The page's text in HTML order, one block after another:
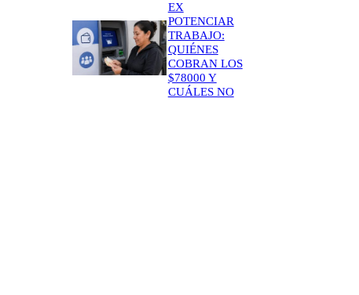
EX
POTENCIAR
TRABAJO:
QUIÉNES
COBRAN LOS
$78000 Y
CUÁLES NO